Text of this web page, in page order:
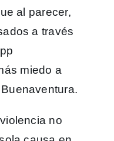
al parecer,
a través
miedo a
no